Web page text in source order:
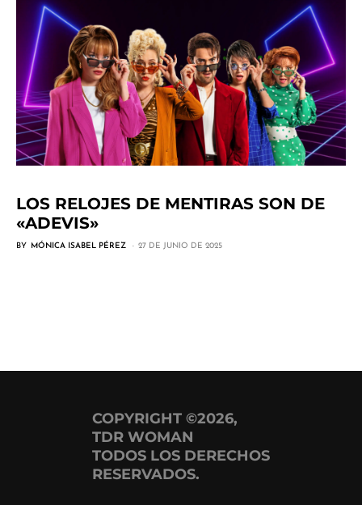
LOS RELOJES DE MENTIRAS SON DE
«ADEVIS»
BY MÓNICA ISABEL PÉREZ 27 DE JUNIO DE 2025
COPYRIGHT ©2026,
TDR WOMAN
TODOS LOS DERECHOS
RESERVADOS.